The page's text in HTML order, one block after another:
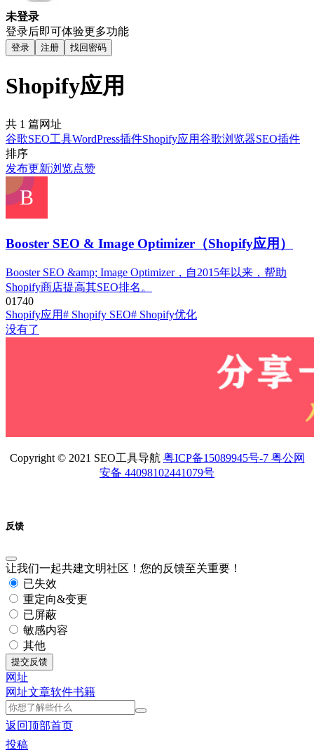
未登录
登录后即可体验更多功能
登录 注册 找回密码
Shopify应用
共 1 篇网址
谷歌SEO工具WordPress插件Shopify应用谷歌浏览器SEO插件
排序
发布更新浏览点赞
Booster SEO & Image Optimizer（Shopify应用）
Booster SEO &amp; Image Optimizer，自2015年以来，帮助
Shopify商店提高其SEO排名。
01740
Shopify应用# Shopify SEO# Shopify优化
没有了
Copyright © 2021 SEO工具导航 粤ICP备15089945号-7 粤公网
安备 44098102441079号
反馈
让我们一起共建文明社区！您的反馈至关重要！
已失效
重定向&变更
已屏蔽
敏感内容
其他
提交反馈
网址
网址文章软件书籍
返回顶部首页
投稿